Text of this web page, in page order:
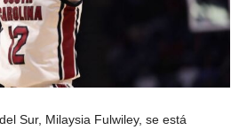
Sur, Milaysia Fulwiley, se está